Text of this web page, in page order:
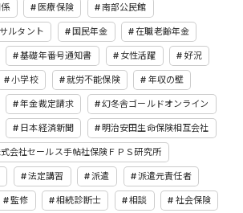
医療保険 南部公民館
ルタント 国民年金 在職老齢年金
基礎年番号通知書 女性活躍 好況
小学校 就労不能保険 年収の壁
年金裁定請求 幻冬舎ゴールドオンライン
日本経済新聞 明治安田生命保険相互会社
会社セールス手帖社保険ＦＰＳ研究所
法定講習 派遣 派遣元責任者
監修 相続診断士 相談 社会保険